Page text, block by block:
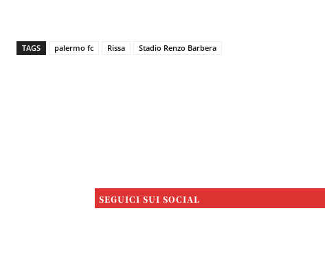
TAGS palermo fc Rissa Stadio Renzo Barbera
SEGUICI SUI SOCIAL